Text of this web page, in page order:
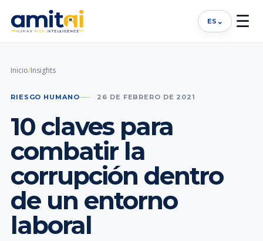
ES ⌄ ☰
Inicio/Insights
RIESGO HUMANO 26 DE FEBRERO DE 2021
10 claves para
combatir la
corrupción dentro
de un entorno
laboral